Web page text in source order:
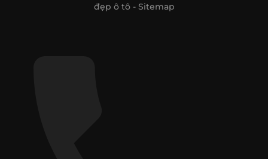
đẹp ô tô - Sitemap